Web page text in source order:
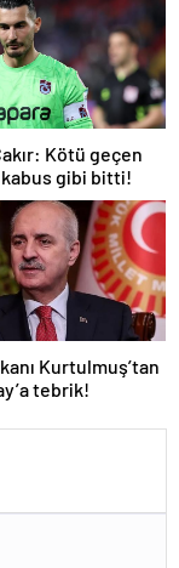
Kötü geçen
gibi bitti!
Kurtulmuş’tan
tebrik!